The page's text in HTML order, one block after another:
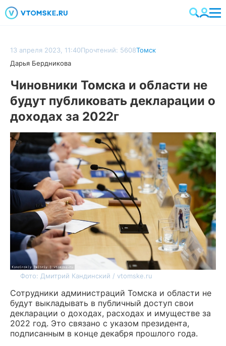
13 апреля 2023, 11:40Прочтений: 5608Томск
Дарья Бердникова
Чиновники Томска и области не
будут публиковать декларации о
доходах за 2022г
Фото: Дмитрий Кандинский / vtomske.ru
Сотрудники администраций Томска и области не
будут выкладывать в публичный доступ свои
декларации о доходах, расходах и имуществе за
2022 год. Это связано с указом президента,
подписанным в конце декабря прошлого года.